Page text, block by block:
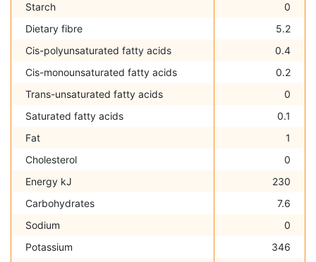
Starch
0
Dietary fibre
5.2
Cis-polyunsaturated fatty acids
0.4
Cis-monounsaturated fatty acids
0.2
Trans-unsaturated fatty acids
0
Saturated fatty acids
0.1
Fat
1
Cholesterol
0
Energy kJ
230
Carbohydrates
7.6
Sodium
0
Potassium
346